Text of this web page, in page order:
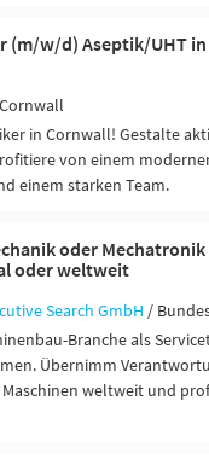
(m/w/d) Aseptik/UHT
in Cornwall! Gestalte
von einem
einem starken Team.
oder Mechatronik
oder weltweit
Search GmbH /
Branche als
Übernimm
weltweit und